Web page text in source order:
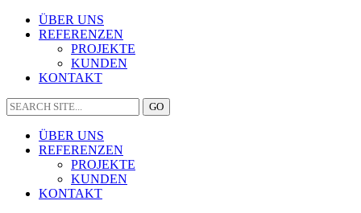
ÜBER UNS
REFERENZEN
PROJEKTE
KUNDEN
KONTAKT
ÜBER UNS
REFERENZEN
PROJEKTE
KUNDEN
KONTAKT